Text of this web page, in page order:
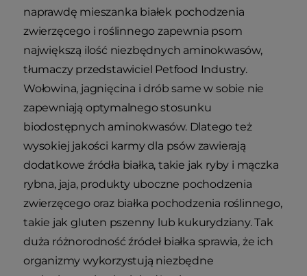
naprawdę mieszanka białek pochodzenia
zwierzęcego i roślinnego zapewnia psom
największą ilość niezbędnych aminokwasów,
tłumaczy przedstawiciel Petfood Industry.
Wołowina, jagnięcina i drób same w sobie nie
zapewniają optymalnego stosunku
biodostępnych aminokwasów. Dlatego też
wysokiej jakości karmy dla psów zawierają
dodatkowe źródła białka, takie jak ryby i mączka
rybna, jaja, produkty uboczne pochodzenia
zwierzęcego oraz białka pochodzenia roślinnego,
takie jak gluten pszenny lub kukurydziany. Tak
duża różnorodność źródeł białka sprawia, że ich
organizmy wykorzystują niezbędne